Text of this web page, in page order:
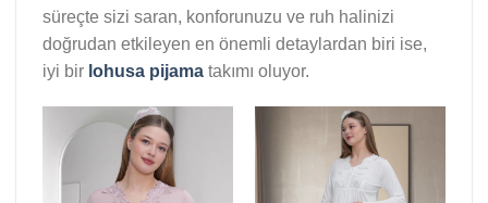
süreçte sizi saran, konforunuzu ve ruh halinizi
doğrudan etkileyen en önemli detaylardan biri ise,
iyi bir lohusa pijama takımı oluyor.